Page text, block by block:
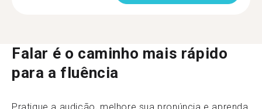
Falar é o caminho mais rápido
para a fluência
Pratique a audição, melhore sua pronúncia e aprenda